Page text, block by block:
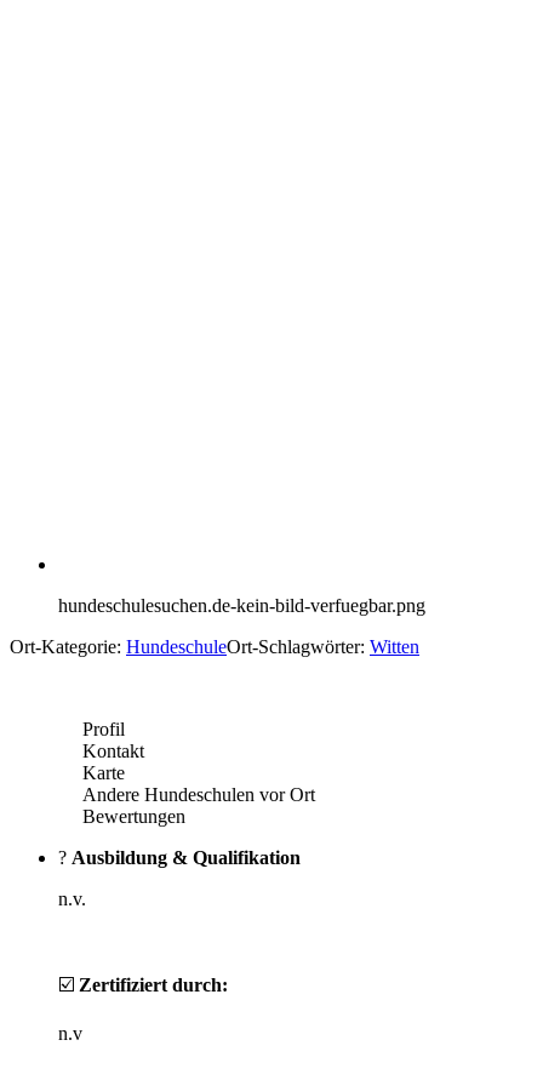
hundeschulesuchen.de-kein-bild-verfuegbar.png
Ort-Kategorie: HundeschuleOrt-Schlagwörter: Witten
Profil
Kontakt
Karte
Andere Hundeschulen vor Ort
Bewertungen
? Ausbildung & Qualifikation
n.v.
☑️ Zertifiziert durch:
n.v